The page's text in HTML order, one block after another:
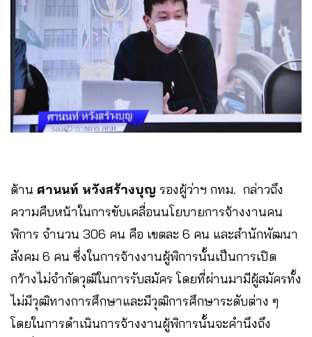
ด้าน ศานนท์ หวังสร้างบุญ รองผู้ว่าฯ กทม. กล่าวถึง
ความคืบหน้าในการขับเคลื่อนนโยบายการจ้างงานคน
พิการ จำนวน 306 คน คือ เขตละ 6 คน และสำนักพัฒนา
สังคม 6 คน ซึ่งในการจ้างงานผู้พิการนั้นเป็นการเปิด
กว้างไม่จำกัดวุฒิในการรับสมัคร โดยที่ผ่านมามีผู้สมัครทั้ง
ไม่มีวุฒิทางการศึกษาและมีวุฒิการศึกษาระดับต่าง ๆ
โดยในการดำเนินการจ้างงานผู้พิการนั้นจะคำนึงถึง